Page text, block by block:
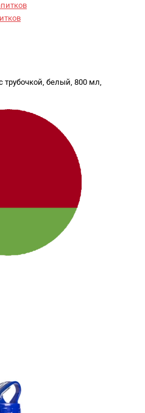
трубочкой, белый, 800 мл,